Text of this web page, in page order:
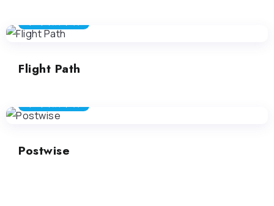
Flight Path
Postwise